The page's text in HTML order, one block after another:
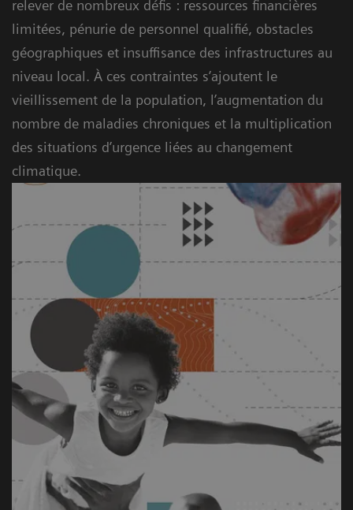
relever de nombreux défis : ressources financières
limitées, pénurie de personnel qualifié, obstacles
géographiques et insuffisance des infrastructures au
niveau local. À ces contraintes s’ajoutent le
vieillissement de la population, l’augmentation du
nombre de maladies chroniques et la multiplication
des situations d’urgence liées au changement
climatique.